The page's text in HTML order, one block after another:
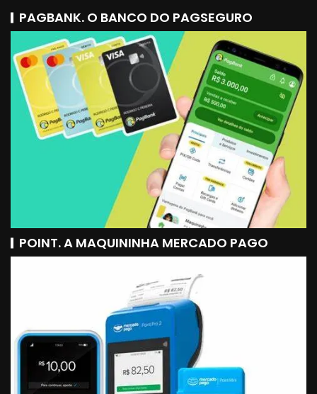
PAGBANK. O BANCO DO PAGSEGURO
POINT. A MAQUININHA MERCADO PAGO